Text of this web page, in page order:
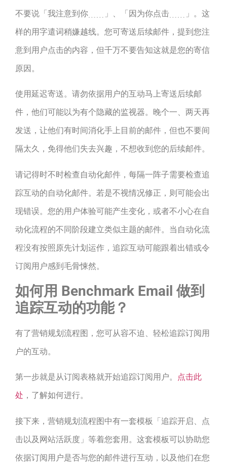
不要说「我注意到你﹍﹍」、「因为你点击﹍﹍」。这
样的用字遣词稍嫌越线。您可寄送后续邮件，提到您注
意到用户点击的内容，但千万不要告知这就是您的寄信
原因。
使用延迟寄送。请勿依据用户的互动马上寄送后续邮
件，他们可能以为有个隐藏的监视器。晚个一、两天再
发送，让他们有时间消化手上目前的邮件，但也不要间
隔太久，免得他们失去兴趣，不想收到您的后续邮件。
请记得时不时检查自动化邮件，每隔一阵子需要检查追
踪互动的自动化邮件。若是不视情况修正，则可能会出
现错误。您的用户体验可能产生变化，或者不小心在自
动化流程的不同阶段建立类似主题的邮件。当自动化流
程没有按照原先计划运作，追踪互动可能跟着出错或令
订阅用户感到毛骨悚然。
如何用 Benchmark Email 做到
追踪互动的功能？
有了营销规划流程图，您可从容不迫、轻松追踪订阅用
户的互动。
第一步就是从订阅表格就开始追踪订阅用户。
点击此
处 ，了解如何进行。
接下来，营销规划流程图中有一套模板「追踪开启、点
击以及网站活跃度」等着您套用。这套模板可以协助您
依据订阅用户是否与您的邮件进行互动，以及他们在您